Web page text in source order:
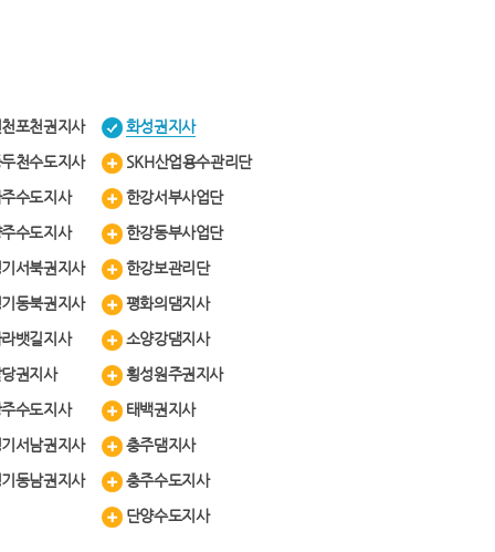
포천권지사
천수도지사
수도지사
수도지사
서북권지사
동북권지사
뱃길지사
권지사
수도지사
서남권지사
동남권지사
화성권지사
SKH산업용수관리단
한강서부사업단
한강동부사업단
한강보관리단
평화의댐지사
소양강댐지사
횡성원주권지사
태백권지사
충주댐지사
충주수도지사
단양수도지사